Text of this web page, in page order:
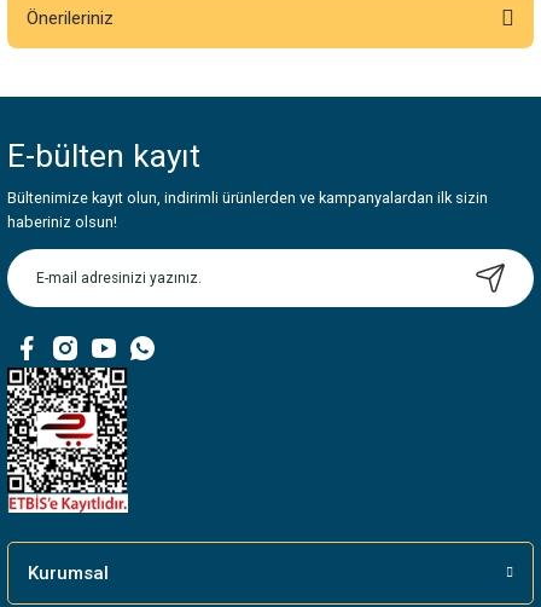
Önerileriniz
Görüş ve önerileriniz için teşekkür ederiz.
Ürün resmi kalitesiz, bozuk veya görüntülenemiyor.
Ürün açıklamasında eksik bilgiler bulunuyor.
Ürün bilgilerinde hatalar bulunuyor.
Bu ürüne benzer farklı alternatifler olmalı.
E-bülten kayıt
Bültenimize kayıt olun, indirimli ürünlerden ve kampanyalardan ilk sizin
haberiniz olsun!
Kurumsal